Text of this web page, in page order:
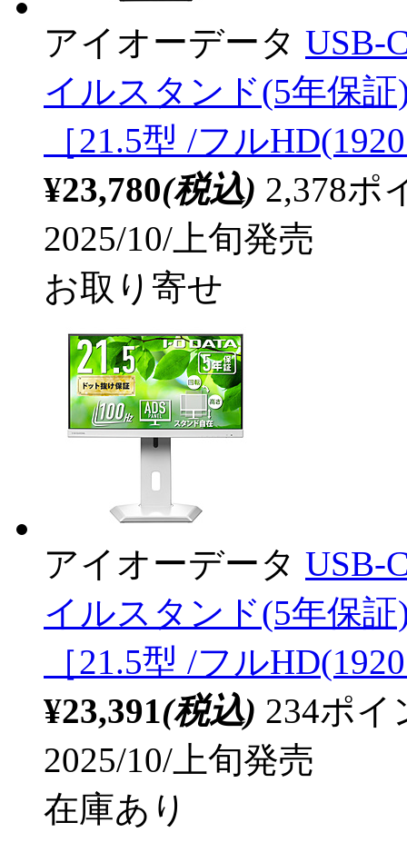
アイオーデータ USB-
イルスタンド(5年保
［21.5型 /フル
¥23,780(税込) 2,378ポ
2025/10/上旬発売
お取り寄せ
アイオーデータ USB-
イルスタンド(5年保
［21.5型 /フル
¥23,391(税込) 234ポ
2025/10/上旬発売
在庫あり